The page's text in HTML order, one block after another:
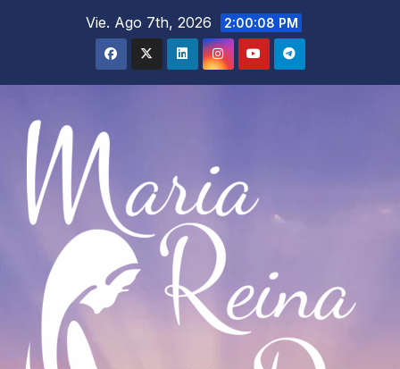
Vie. Ago 7th, 2026 2:00:10 PM